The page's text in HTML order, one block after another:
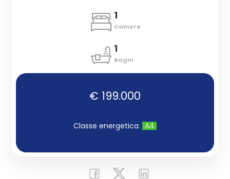
1
Camere
1
Bagni
€ 199.000
Classe energetica: A4
Terreni